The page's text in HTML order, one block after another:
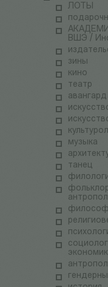
ЛОТЫ
ВШЭ /
зины
кино
театр
авангард
музыка
танец